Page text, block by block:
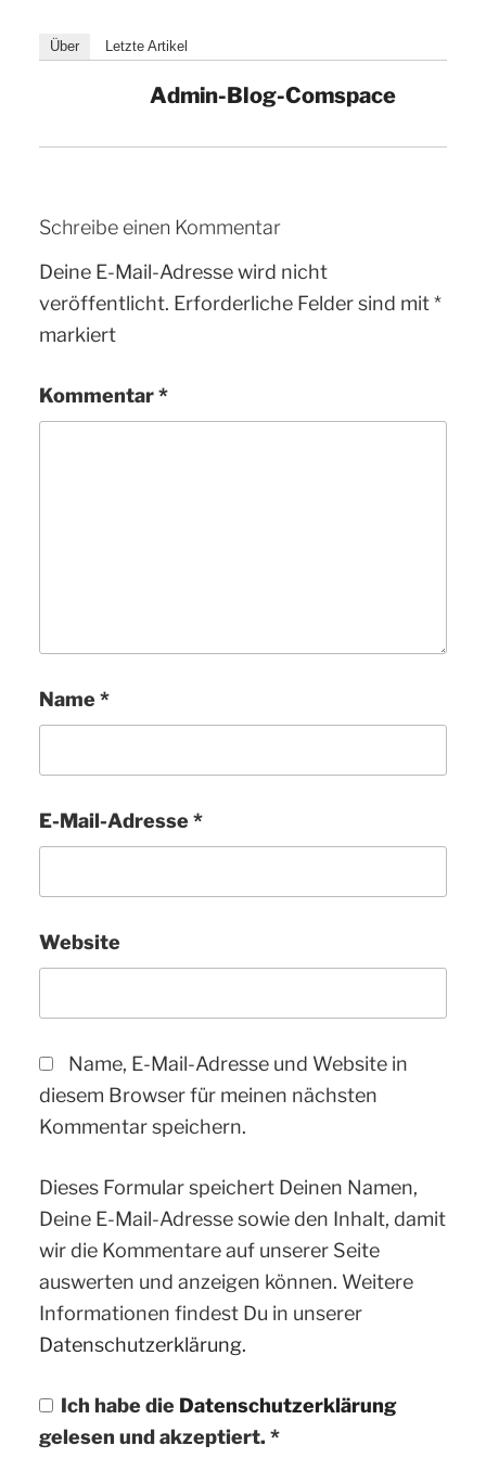
Über Letzte Artikel
Admin-Blog-Comspace
Schreibe einen Kommentar
Deine E-Mail-Adresse wird nicht
veröffentlicht. Erforderliche Felder sind mit*
markiert
Kommentar*
Name *
E-Mail-Adresse *
Website
Name, E-Mail-Adresse und Website in
diesem Browser für meinen nächsten
Kommentar speichern.
Dieses Formular speichert Deinen Namen,
Deine E-Mail-Adresse sowie den Inhalt, damit
wir die Kommentare auf unserer Seite
auswerten und anzeigen können. Weitere
Informationen findest Du in unserer
Datenschutzerklärung.
Ich habe die Datenschutzerklärung
gelesen und akzeptiert. *